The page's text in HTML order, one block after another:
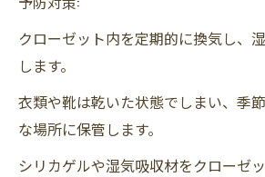
クローゼット内を定期的に換気し、
します。
衣類や靴は乾いた状態でしまい、季
な場所に保管します。
シリカゲルや湿気吸収材をクローゼ